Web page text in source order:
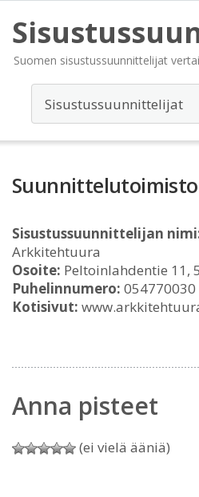
Suomen sisustussuunnittelijat
Sisustussuunnittelijan
Arkkitehtuura
Osoite: Peltoinlahdentie 11,
Puhelinnumero: 054770030
Kotisivut:
Anna pisteet
(ei vielä ääniä)